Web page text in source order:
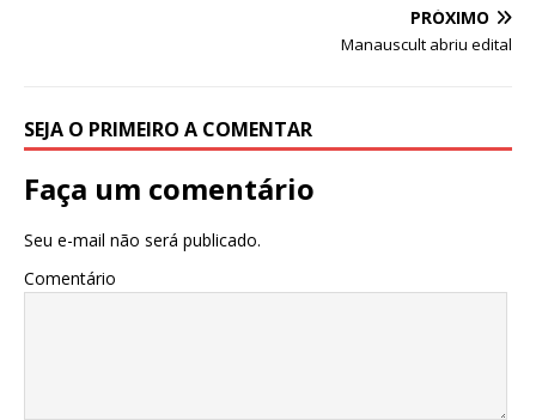
PRÓXIMO
Manauscult abriu edital
SEJA O PRIMEIRO A COMENTAR
Faça um comentário
Seu e-mail não será publicado.
Comentário